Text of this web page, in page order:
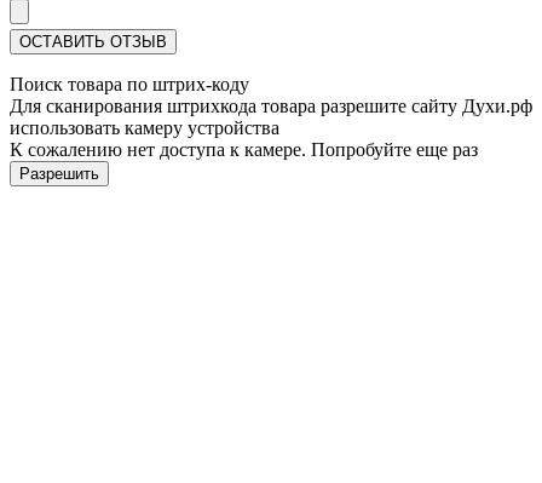
ОСТАВИТЬ ОТЗЫВ
Поиск товара по штрих-коду
Для сканирования штрихкода товара разрешите сайту Духи.рф
использовать камеру устройства
К сожалению нет доступа к камере. Попробуйте еще раз
Разрешить